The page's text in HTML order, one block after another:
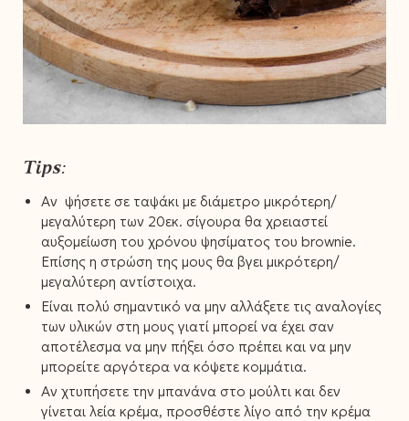
Tips:
Αν ψήσετε σε ταψάκι με διάμετρο μικρότερη/
μεγαλύτερη των 20εκ. σίγουρα θα χρειαστεί
αυξομείωση του χρόνου ψησίματος του brownie.
Επίσης η στρώση της μους θα βγει μικρότερη/
μεγαλύτερη αντίστοιχα.
Είναι πολύ σημαντικό να μην αλλάξετε τις αναλογίες
των υλικών στη μους γιατί μπορεί να έχει σαν
αποτέλεσμα να μην πήξει όσο πρέπει και να μην
μπορείτε αργότερα να κόψετε κομμάτια.
Αν χτυπήσετε την μπανάνα στο μούλτι και δεν
γίνεται λεία κρέμα, προσθέστε λίγο από την κρέμα